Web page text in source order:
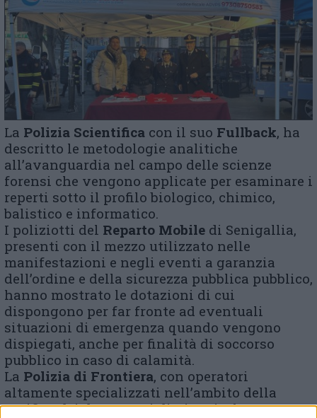
La Polizia Scientifica con il suo Fullback, ha
descritto le metodologie analitiche
all’avanguardia nel campo delle scienze
forensi che vengono applicate per esaminare i
reperti sotto il profilo biologico, chimico,
balistico e informatico.
I poliziotti del Reparto Mobile di Senigallia,
presenti con il mezzo utilizzato nelle
manifestazioni e negli eventi a garanzia
dell’ordine e della sicurezza pubblica pubblico,
hanno mostrato le dotazioni di cui
dispongono per far fronte ad eventuali
situazioni di emergenza quando vengono
dispiegati, anche per finalità di soccorso
pubblico in caso di calamità.
La Polizia di Frontiera, con operatori
altamente specializzati nell’ambito della
verifica dei documenti di viaggio, ha